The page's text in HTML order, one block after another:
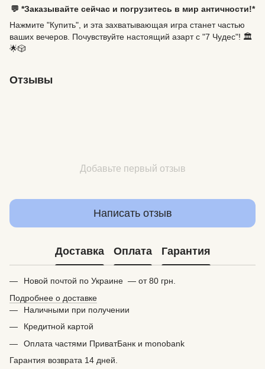
💬 *Заказывайте сейчас и погрузитесь в мир античности!*
Нажмите "Купить", и эта захватывающая игра станет частью
ваших вечеров. Почувствуйте настоящий азарт с "7 Чудес"! 🏛️
🌟🎲
Отзывы
Добавьте первый отзыв
Написать отзыв
Доставка Оплата Гарантия
Новой почтой по Украине — от 80 грн.
Подробнее о доставке
Наличными при получении
Кредитной картой
Оплата частями ПриватБанк и monobank
Гарантия возврата 14 дней.